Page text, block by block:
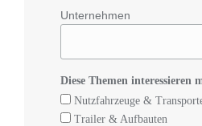
Unternehmen
Diese Themen interessieren
Nutzfahrzeuge &
Trailer & Aufbauten